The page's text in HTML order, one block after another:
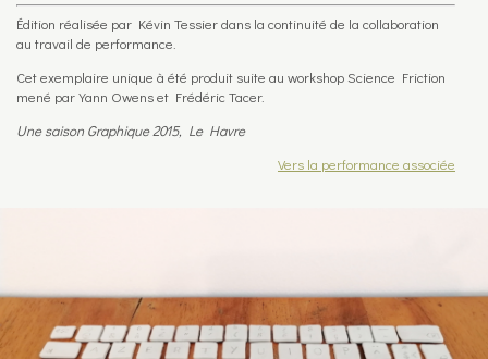
Édition réalisée par Kévin Tessier dans la continuité de la collaboration
au travail de performance.
Cet exemplaire unique à été produit suite au workshop Science Friction
mené par Yann Owens et Frédéric Tacer.
Une saison Graphique 2015, Le Havre
Vers la performance associée